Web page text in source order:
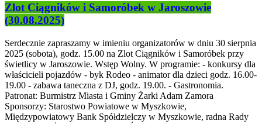
Zlot Ciągników i Samoróbek w Jaroszowie
(30.08.2025)
Serdecznie zapraszamy w imieniu organizatorów w dniu 30 sierpnia
2025 (sobota), godz. 15.00 na Zlot Ciągników i Samoróbek przy
świetlicy w Jaroszowie. Wstęp Wolny. W programie: - konkursy dla
właścicieli pojazdów - byk Rodeo - animator dla dzieci godz. 16.00-
19.00 - zabawa taneczna z DJ, godz. 19.00. - Gastronomia.
Patronat: Burmistrz Miasta i Gminy Żarki Adam Zamora
Sponsorzy: Starostwo Powiatowe w Myszkowie,
Międzypowiatowy Bank Spółdzielczy w Myszkowie, radna Rady